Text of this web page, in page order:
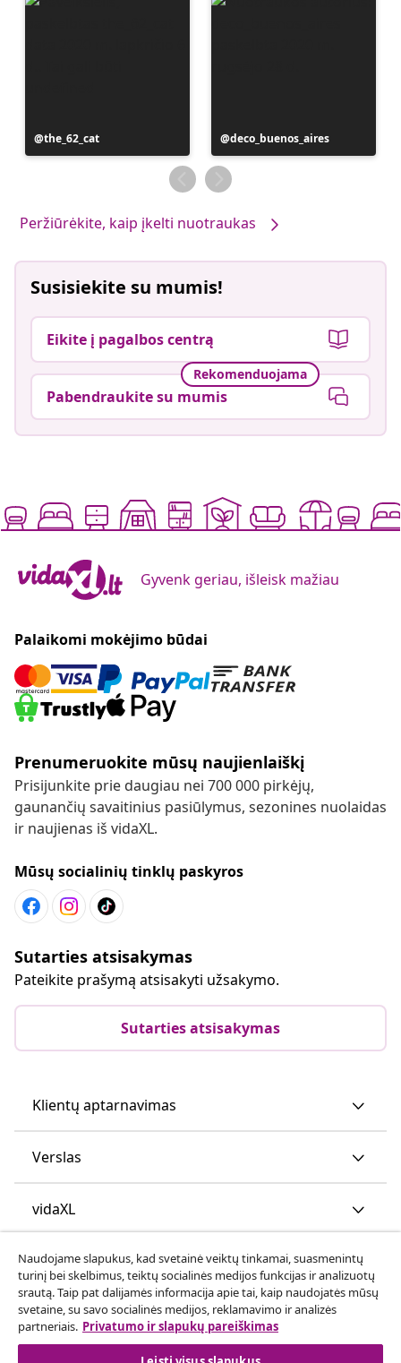
Įrašą
paskelbė
the_62_cat
Įrašą
paskelbė
deco_buenos_aires
Peržiūrėkite, kaip įkelti nuotraukas
Susisiekite su mumis!
Eikite į pagalbos centrą
Rekomenduojama
Pabendraukite su mumis
Gyvenk geriau, išleisk mažiau
Palaikomi mokėjimo būdai
Prenumeruokite mūsų naujienlaiškį
Prisijunkite prie daugiau nei 700 000 pirkėjų,
gaunančių savaitinius pasiūlymus, sezonines nuolaidas
ir naujienas iš vidaXL.
Mūsų socialinių tinklų paskyros
Sutarties atsisakymas
Pateikite prašymą atsisakyti užsakymo.
Sutarties atsisakymas
Klientų aptarnavimas
Verslas
vidaXL
Atraskite daugiau
Naudojame slapukus, kad svetainė veiktų tinkamai, suasmenintų
turinį bei skelbimus, teiktų socialinės medijos funkcijas ir analizuotų
srautą. Taip pat dalijamės informacija apie tai, kaip naudojatės mūsų
svetaine, su savo socialinės medijos, reklamavimo ir analizės
partneriais. Privatumo ir slapukų pareiškimas